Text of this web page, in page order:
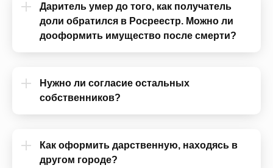
Даритель умер до того, как получатель
доли обратился в Росреестр. Можно ли
дооформить имущество после смерти?
Нужно ли согласие остальных
собственников?
Как оформить дарственную, находясь в
другом городе?